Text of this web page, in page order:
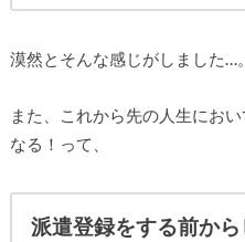
漠然とそんな感じがしました…。
また、これから先の人生におい
なる！って、
派遣登録をする前か